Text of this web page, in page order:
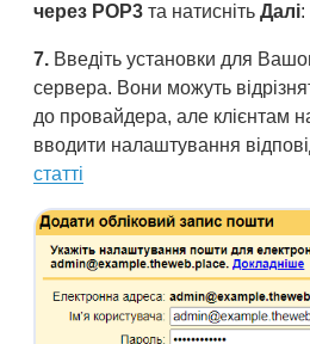
через POP3 та натисніть Далі:
7. Введіть установки для
сервера. Вони можуть
до провайдера, але клієнтам
вводити налаштування
статті